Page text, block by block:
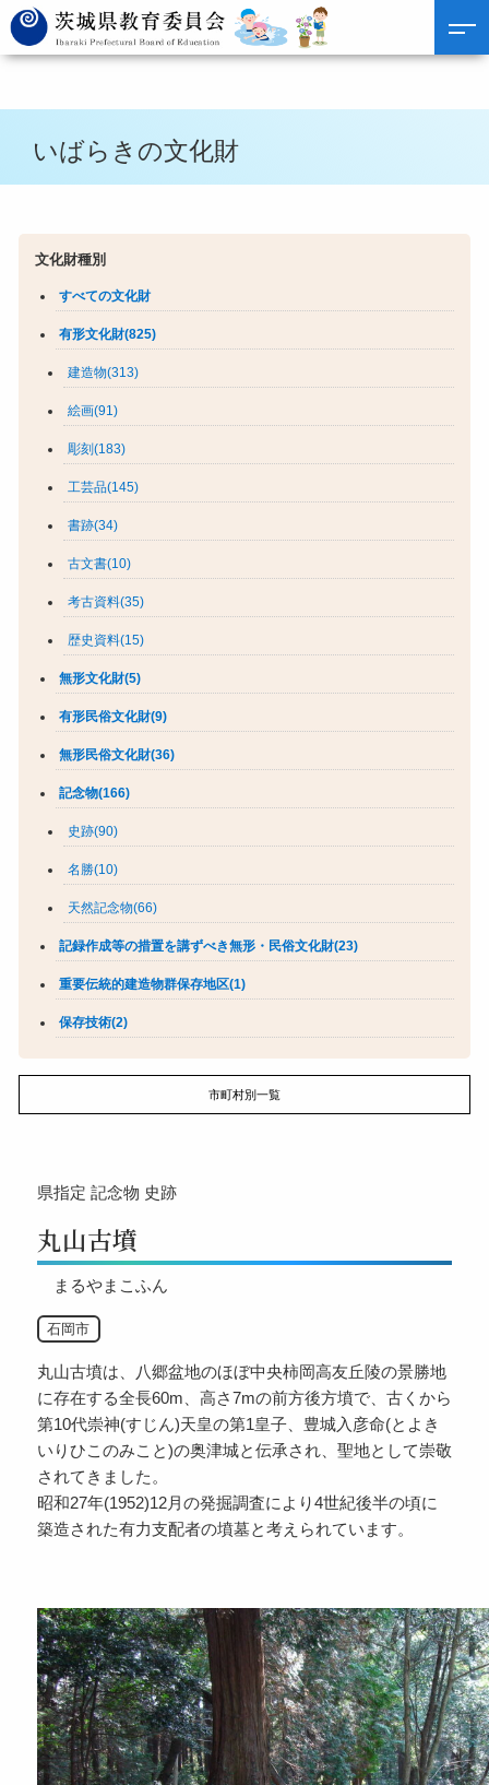
いばらきの文化財
文化財種別
すべての文化財
有形文化財(825)
建造物(313)
絵画(91)
彫刻(183)
工芸品(145)
書跡(34)
古文書(10)
考古資料(35)
歴史資料(15)
無形文化財(5)
有形民俗文化財(9)
無形民俗文化財(36)
記念物(166)
史跡(90)
名勝(10)
天然記念物(66)
記録作成等の措置を講ずべき無形・民俗文化財(23)
重要伝統的建造物群保存地区(1)
保存技術(2)
市町村別一覧
県指定 記念物 史跡
丸山古墳
まるやまこふん
石岡市
丸山古墳は、八郷盆地のほぼ中央柿岡高友丘陵の景勝地
に存在する全長60m、高さ7mの前方後方墳で、古くから
第10代崇神(すじん)天皇の第1皇子、豊城入彦命(とよき
いりひこのみこと)の奥津城と伝承され、聖地として崇敬
されてきました。
昭和27年(1952)12月の発掘調査により4世紀後半の頃に
築造された有力支配者の墳墓と考えられています。